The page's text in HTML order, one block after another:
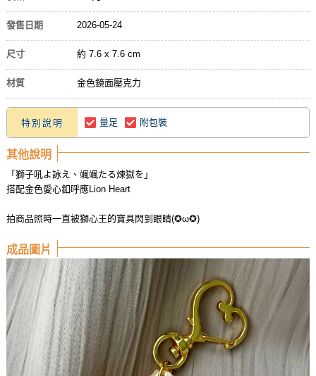
發售日期 2026-05-24
尺寸 約 7.6 x 7.6 cm
材質 金色鏡面壓克力
特別說明 量足 附包裝
其他說明
「獅子吼よ詠え、颯颯たる煉獄を」
搭配金色愛心釦呼應Lion Heart
拍商品照時一直被獅心王的寶具閃到眼睛(✪ω✪)
成品圖片